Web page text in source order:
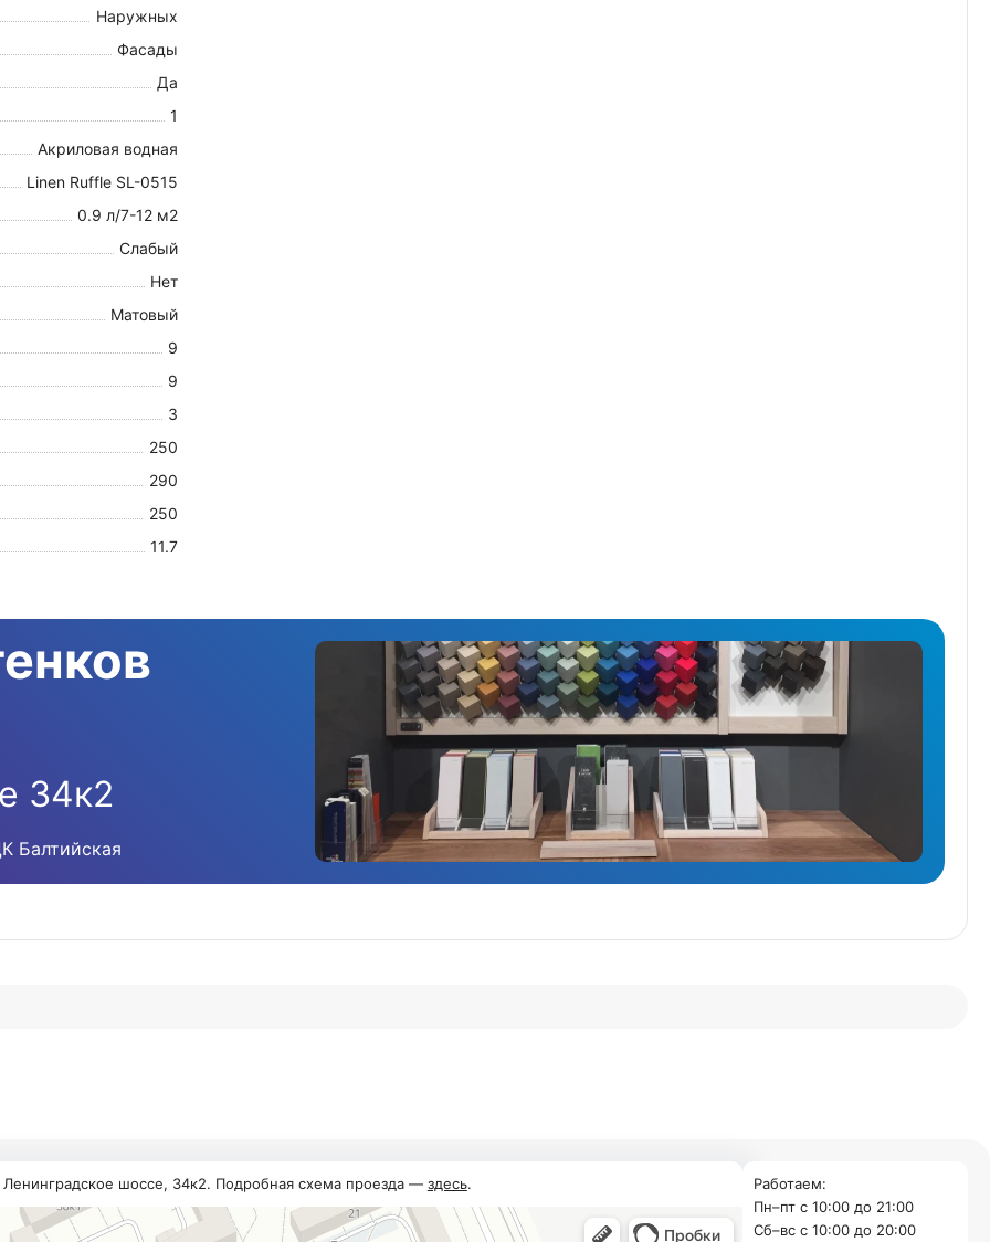
Наружных
Фасады
Да
1
Акриловая водная
Linen Ruffle SL-0515
0.9 л/7-12 м2
Слабый
Нет
Матовый
9
9
3
250
290
250
11.7
34к2
Балтийская
шоссе, 34к2. Подробная схема проезда — здесь.
Работаем:
Пн–пт с 10:00 до 21:00
Cб–вс с 10:00 до 20:00